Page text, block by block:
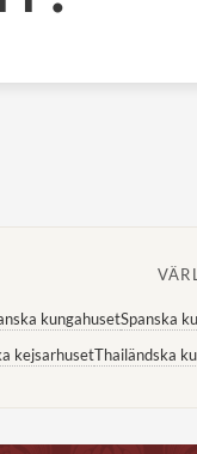
kungahusetSpanska
kejsarhusetThailändska